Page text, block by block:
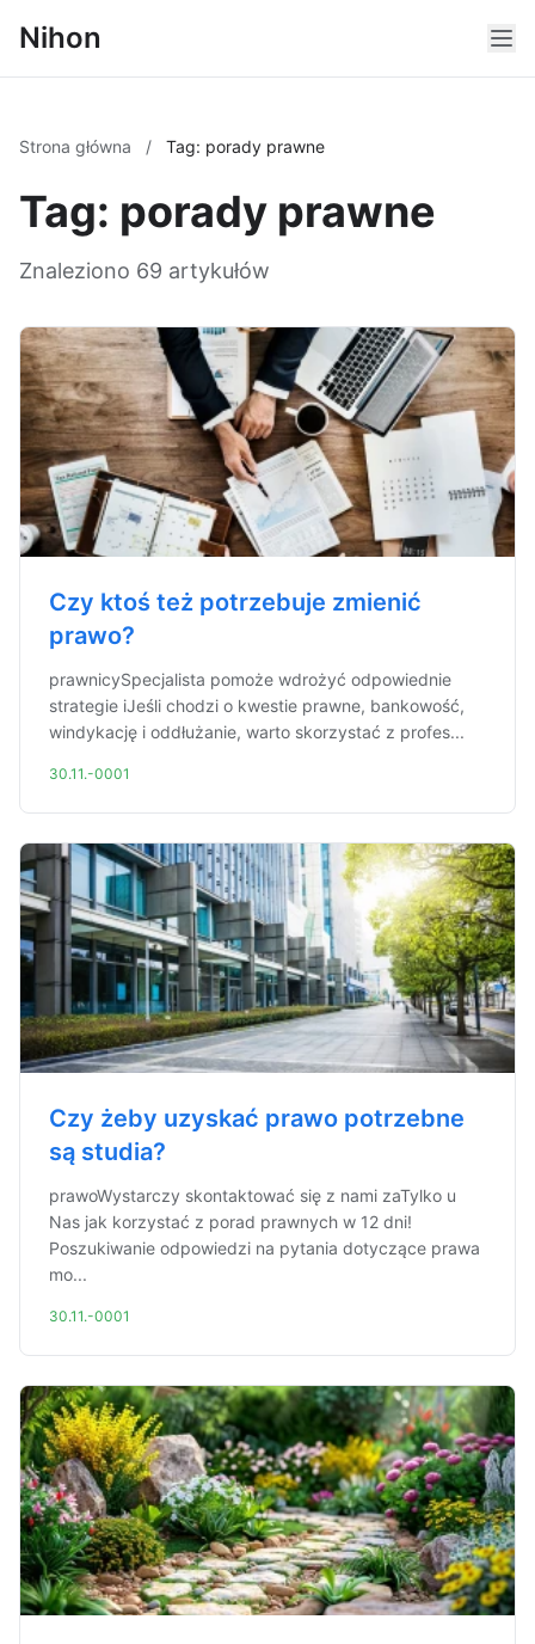
Nihon
Strona główna / Tag: porady prawne
Tag: porady prawne
Znaleziono 69 artykułów
Czy ktoś też potrzebuje zmienić
prawo?
prawnicySpecjalista pomoże wdrożyć odpowiednie
strategie iJeśli chodzi o kwestie prawne, bankowość,
windykację i oddłużanie, warto skorzystać z profes...
30.11.-0001
Czy żeby uzyskać prawo potrzebne
są studia?
prawoWystarczy skontaktować się z nami zaTylko u
Nas jak korzystać z porad prawnych w 12 dni!
Poszukiwanie odpowiedzi na pytania dotyczące prawa
mo...
30.11.-0001